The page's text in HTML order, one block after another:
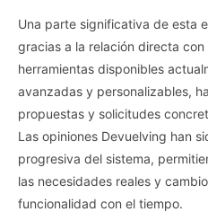
Una parte significativa de esta
gracias a la relación directa
herramientas disponibles
avanzadas y personalizables,
propuestas y solicitudes
Las opiniones Devuelving han
progresiva del sistema,
las necesidades reales y
funcionalidad con el tiempo.